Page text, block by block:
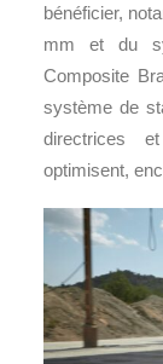
bénéficier,
mm et du
Composite
système de
directrices
optimisent,